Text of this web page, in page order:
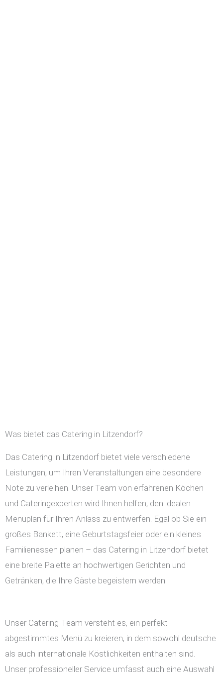
Was bietet das Catering in Litzendorf?
Das Catering in Litzendorf bietet viele verschiedene
Leistungen, um Ihren Veranstaltungen eine besondere
Note zu verleihen. Unser Team von erfahrenen Köchen
und Cateringexperten wird Ihnen helfen, den idealen
Menüplan für Ihren Anlass zu entwerfen. Egal ob Sie ein
großes Bankett, eine Geburtstagsfeier oder ein kleines
Familienessen planen – das Catering in Litzendorf bietet
eine breite Palette an hochwertigen Gerichten und
Getränken, die Ihre Gäste begeistern werden.
Unser Catering-Team versteht es, ein perfekt
abgestimmtes Menü zu kreieren, in dem sowohl deutsche
als auch internationale Köstlichkeiten enthalten sind.
Unser professioneller Service umfasst auch eine Auswahl